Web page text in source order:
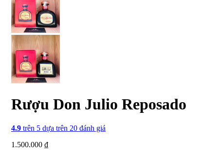
Rượu Don Julio Reposado
4.9 trên 5 dựa trên 20 đánh giá
1.500.000 ₫